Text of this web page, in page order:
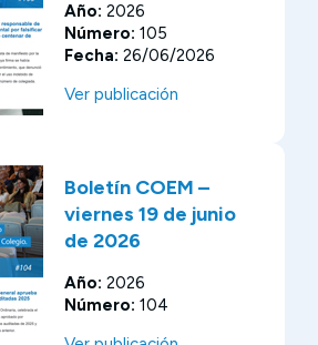
Año: 2026
Número: 105
Fecha: 26/06/2026
Ver publicación
Boletín COEM –
viernes 19 de junio
de 2026
Año: 2026
Número: 104